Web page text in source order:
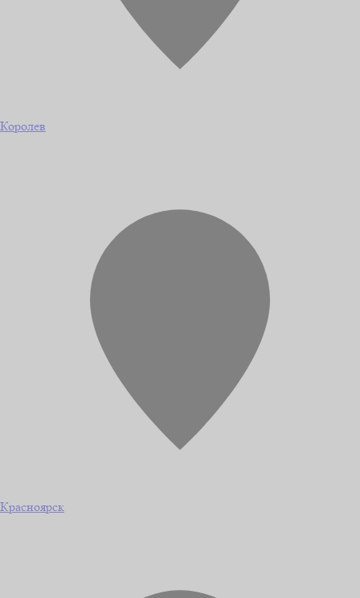
Королев
Красноярск